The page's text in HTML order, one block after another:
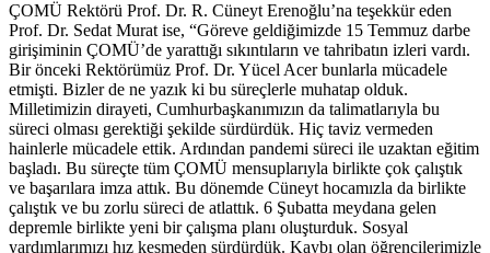
ÇOMÜ Rektörü Prof. Dr. R. Cüneyt Erenoğlu’na teşekkür eden
Prof. Dr. Sedat Murat ise, “Göreve geldiğimizde 15 Temmuz darbe
girişiminin ÇOMÜ’de yarattığı sıkıntıların ve tahribatın izleri vardı.
Bir önceki Rektörümüz Prof. Dr. Yücel Acer bunlarla mücadele
etmişti. Bizler de ne yazık ki bu süreçlerle muhatap olduk.
Milletimizin dirayeti, Cumhurbaşkanımızın da talimatlarıyla bu
süreci olması gerektiği şekilde sürdürdük. Hiç taviz vermeden
hainlerle mücadele ettik. Ardından pandemi süreci ile uzaktan eğitim
başladı. Bu süreçte tüm ÇOMÜ mensuplarıyla birlikte çok çalıştık
ve başarılara imza attık. Bu dönemde Cüneyt hocamızla da birlikte
çalıştık ve bu zorlu süreci de atlattık. 6 Şubatta meydana gelen
depremle birlikte yeni bir çalışma planı oluşturduk. Sosyal
yardımlarımızı hız kesmeden sürdürdük. Kaybı olan öğrencilerimizle